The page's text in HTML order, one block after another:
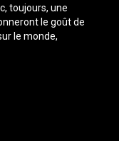
toujours, une
le goût de
le monde,